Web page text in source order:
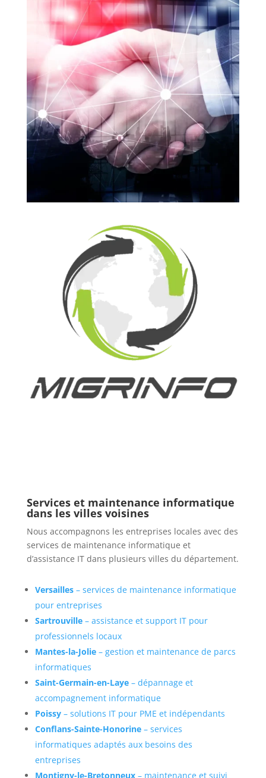
Services et maintenance informatique
dans les villes voisines
Nous accompagnons les entreprises locales avec des
services de maintenance informatique et
d’assistance IT dans plusieurs villes du département.
Versailles– services de maintenance informatique
pour entreprises
Sartrouville – assistance et support IT pour
professionnels locaux
Mantes-la-Jolie– gestion et maintenance de parcs
informatiques
Saint-Germain-en-Laye– dépannage et
accompagnement informatique
Poissy – solutions IT pour PME et indépendants
Conflans-Sainte-Honorine– services
informatiques adaptés aux besoins des
entreprises
Montigny-le-Bretonneux– maintenance et suivi